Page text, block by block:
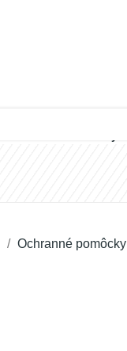
Ochranné pomôcky